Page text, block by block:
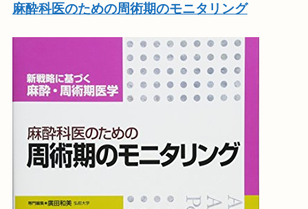
麻酔科医のための周術期のモニタリング